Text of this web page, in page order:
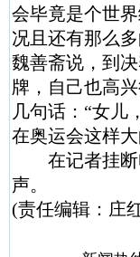
会毕竟是个世
况且还有那么
魏善斋说，到
牌，自己也高
几句话：“女儿
在奥运会这样
在记者挂断
声。
(责任编辑：庄